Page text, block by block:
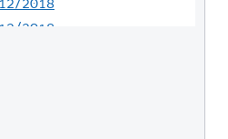
2018
2018
2018
2018